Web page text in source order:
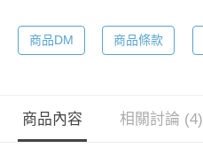
商品DM 商品條款
商品內容 相關討論 (4)